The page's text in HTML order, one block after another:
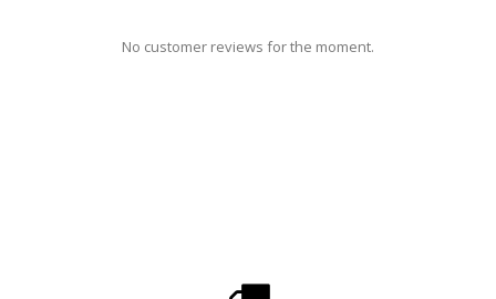
No customer reviews for the moment.